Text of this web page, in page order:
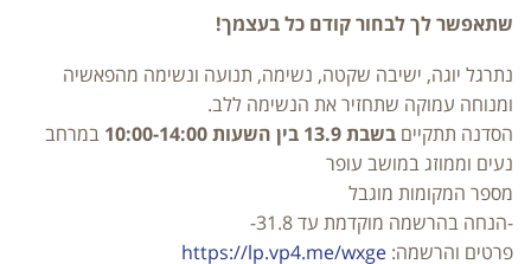
שתאפשר לך לבחור קודם כל בעצמך!
נתרגל יוגה, ישיבה שקטה, נשימה, תנועה ונשימה מהפאשיה
ומנוחה עמוקה שתחזיר את הנשימה ללב.
הסדנה תתקיים בשבת 13.9 בין השעות 10:00-14:00
במרחב
נעים וממוזג במושב עופר
מספר המקומות מוגבל
-הנחה בהרשמה מוקדמת עד 31.8-
פרטים והרשמה: https://lp.vp4.me/wxge